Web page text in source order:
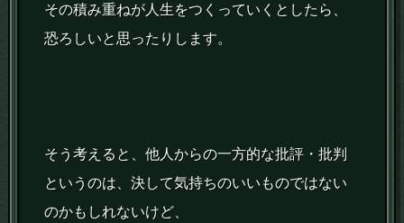
その積み重ねが人生をつくっていくとしたら、
恐ろしいと思ったりします。
そう考えると、他人からの一方的な批評・批判
というのは、決して気持ちのいいものではない
のかもしれないけど、